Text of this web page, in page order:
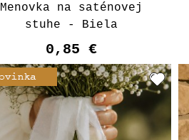
Menovka na saténovej
stuhe - Biela
0,85 €